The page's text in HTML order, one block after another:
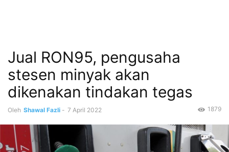
Jual RON95, pengusaha
stesen minyak akan
dikenakan tindakan tegas
Oleh Shawal Fazli - 7 April 2022 1879